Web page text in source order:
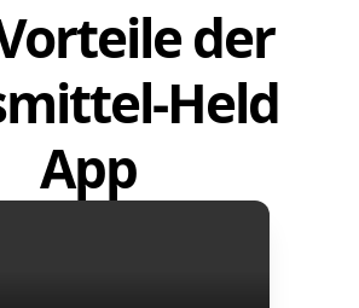
der
Held
App